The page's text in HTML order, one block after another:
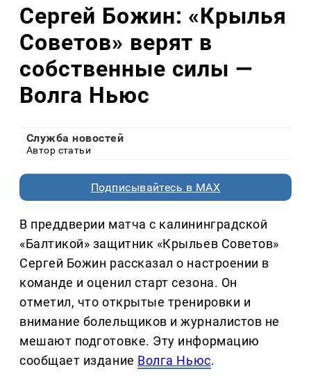
Сергей Божин: «Крылья
Советов» верят в
собственные силы —
Волга Ньюс
Служба новостей
Автор статьи
Подписывайтесь в MAX
В преддверии матча с калининградской
«Балтикой» защитник «Крыльев Советов»
Сергей Божин рассказал о настроении в
команде и оценил старт сезона. Он
отметил, что открытые тренировки и
внимание болельщиков и журналистов не
мешают подготовке. Эту информацию
сообщает издание Волга Ньюс.